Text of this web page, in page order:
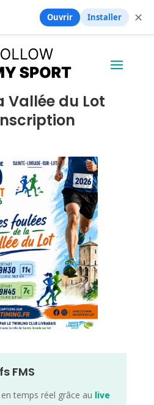
Vallée du Lot
FMS
temps réel grâce au live
Ouvrir Installer ✕